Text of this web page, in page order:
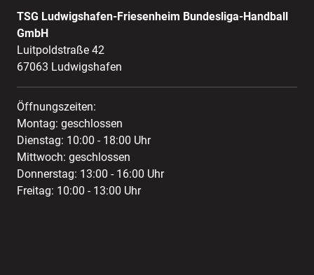
TSG Ludwigshafen-Friesenheim Bundesliga-Handball
GmbH
Luitpoldstraße 42
67063 Ludwigshafen
Öffnungszeiten:
Montag: geschlossen
Dienstag: 10:00 - 18:00 Uhr
Mittwoch: geschlossen
Donnerstag: 13:00 - 16:00 Uhr
Freitag: 10:00 - 13:00 Uhr